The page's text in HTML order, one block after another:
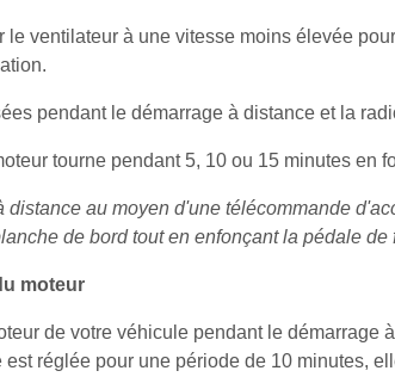
ventilateur à une vitesse moins élevée
pendant le démarrage à distance et la
tourne pendant 5, 10 ou 15 minutes en
au moyen d'une télécommande
de bord tout en enfonçant la pédale de
moteur
de votre véhicule pendant le démarrage
réglée pour une période de 10 minutes,